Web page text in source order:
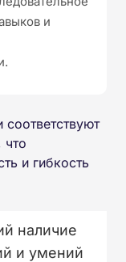
и
что
и гибкость
наличие
и умений